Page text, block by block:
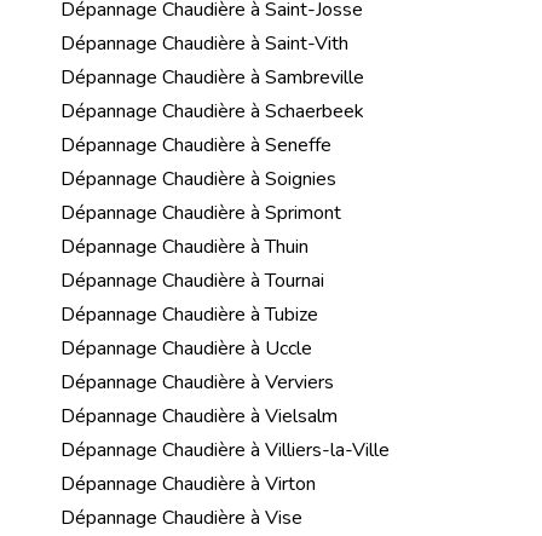
Dépannage Chaudière à Saint-Josse
Dépannage Chaudière à Saint-Vith
Dépannage Chaudière à Sambreville
Dépannage Chaudière à Schaerbeek
Dépannage Chaudière à Seneffe
Dépannage Chaudière à Soignies
Dépannage Chaudière à Sprimont
Dépannage Chaudière à Thuin
Dépannage Chaudière à Tournai
Dépannage Chaudière à Tubize
Dépannage Chaudière à Uccle
Dépannage Chaudière à Verviers
Dépannage Chaudière à Vielsalm
Dépannage Chaudière à Villiers-la-Ville
Dépannage Chaudière à Virton
Dépannage Chaudière à Vise